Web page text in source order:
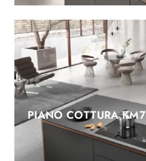
PIANO COTTURA